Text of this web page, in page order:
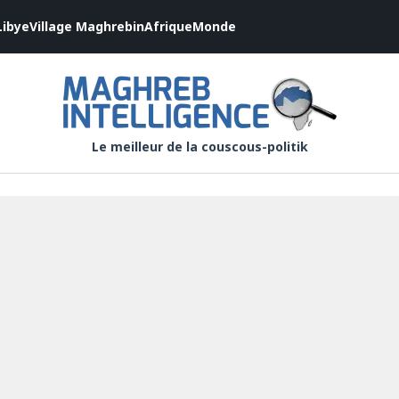
Village MaghrebinAfriqueMonde
Le meilleur de la couscous-politik